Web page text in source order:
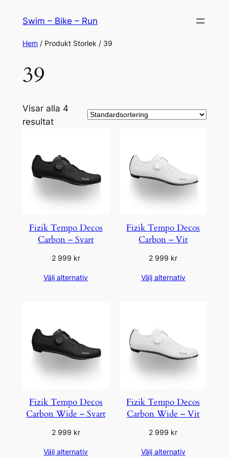
Swim – Bike – Run
Hem/ Produkt Storlek / 39
39
Visar alla 4
resultat
Fizik Tempo Decos
Carbon – Svart
2 999 kr
Välj alternativ
Fizik Tempo Decos
Carbon – Vit
2 999 kr
Välj alternativ
Fizik Tempo Decos
Carbon Wide – Svart
2 999 kr
Välj alternativ
Fizik Tempo Decos
Carbon Wide – Vit
2 999 kr
Välj alternativ